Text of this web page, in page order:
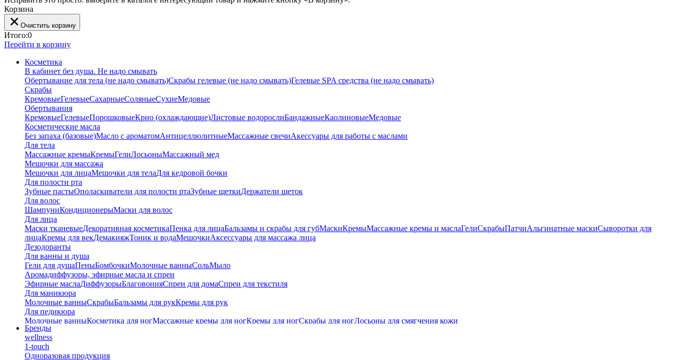
Корзина
Очистить корзину
Итого:0
Перейти в корзину
Косметика
В кабинет без душа. Не надо смывать
Обертывание для тела (не надо смывать)Скрабы гелевые (не надо смывать)Гелевые SPA средства (не надо смывать)
Скрабы
КремовыеГелевыеСахарныеСоляныеСухиеМедовые
Обертывания
КремовыеГелевыеПорошковыеКрио (охлаждающие)Листовые водорослиБандажныеКаолиновыеМедовые
Косметические масла
Без запаха (базовые)Масло с ароматомАнтицеллюлитныеМассажные свечиАкессуары для работы с маслами
Для тела
Массажные кремыКремыГелиЛосьоныМассажный мед
Мешочки для массажа
Мешочки для лицаМешочки для телаДля кедровой бочки
Для полости рта
Зубные пастыОполаскиватели для полости ртаЗубные щеткиДержатели щеток
Для волос
ШампуниКондиционерыМаски для волос
Для лица
Маски тканевыеДекоративная косметикаПенка для лицаБальзамы и скрабы для губМаскиКремыМассажные кремы и маслаГелиСкрабыПатчиАльгинатные маскиСыворотки для
лицаКремы для векДемакияжТоник и водаМешочкиАксессуары для массажа лица
Дезодоранты
Для ванны и душа
Гели для душаПеныБомбочкиМолочные ванныСольМыло
Аромадиффузоры, эфирные масла и спреи
Эфирные маслаДиффузорыБлаговонияСпреи для домаСпреи для текстиля
Для маникюра
Молочные ванныСкрабыБальзамы для рукКремы для рук
Для педикюра
Молочные ванныКосметика для ногМассажные кремы для ногКремы для ногСкрабы для ногЛосьоны для смягчения кожи
Тайские бальзамы
Альгинатные маски
Бренды
wellness
1-touch
Одноразовая продукция